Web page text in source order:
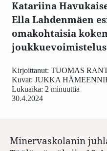
Katariina
Ella Lahdenmäen
omakohtaisia
30.4.2024
Kirjoittanut: TUOMAS
Kuvat: JUKKA
Lukuaika: 2 minuuttia
Minervaskolanin